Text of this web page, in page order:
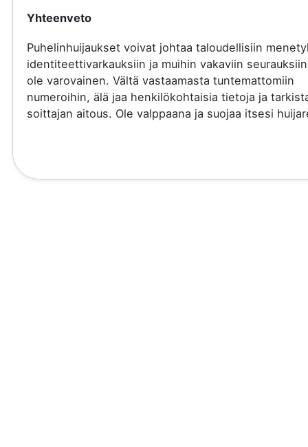
Yhteenveto
Puhelinhuijaukset voivat johtaa taloudellisiin
identiteettivarkauksiin ja muihin vakaviin
ole varovainen. Vältä vastaamasta tuntemattomiin
numeroihin, älä jaa henkilökohtaisia tietoja ja
soittajan aitous. Ole valppaana ja suojaa itsesi